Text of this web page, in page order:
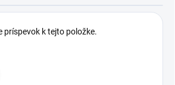
príspevok k tejto položke.